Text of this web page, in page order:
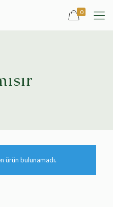
0
ürün bulunamadı.